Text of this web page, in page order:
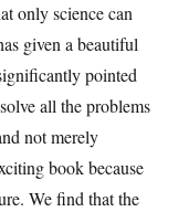
only science can
given a beautiful
pointed
all the problems
not merely
book because
We find that the